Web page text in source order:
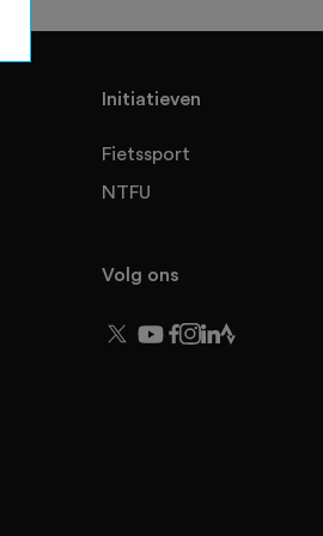
Initiatieven
Fietssport
NTFU
Volg ons